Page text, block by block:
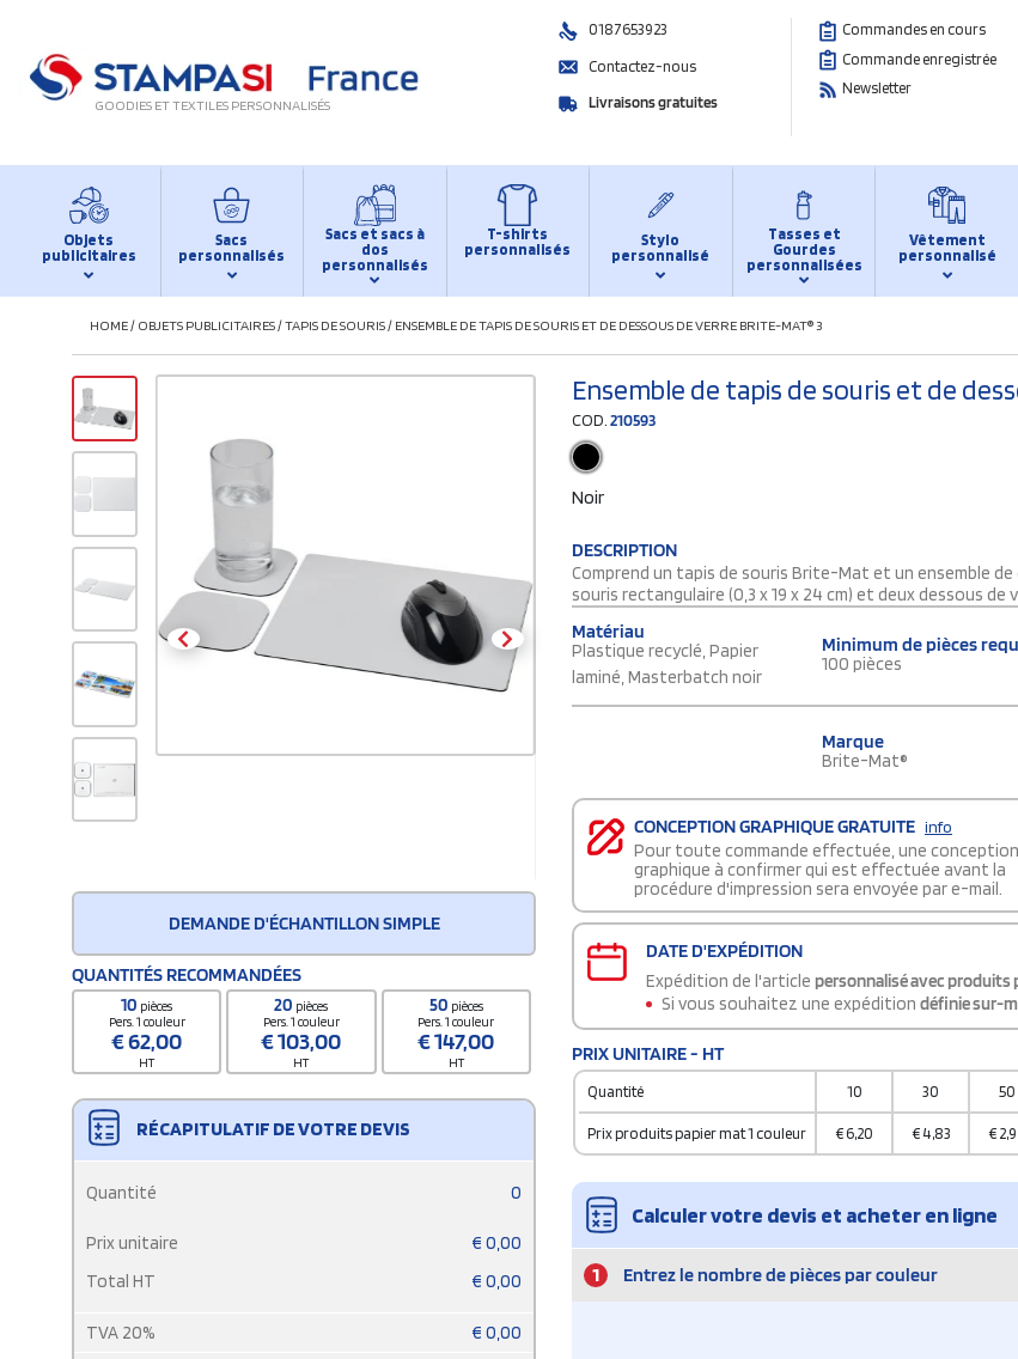
GOODIES ET TEXTILES PERSONNALISÉS
0187653923
Contactez-nous
Livraisons gratuites
Commandes en cours
Commande enregistrée
Newsletter
Objets
publicitaires
Sacs
personnalisés
Sacs et sacs à
dos
personnalisés
T-shirts
personnalisés
Stylo
personnalisé
Tasses et
Gourdes
personnalisées
Vêtement
personnalisé
HOME/ OBJETS PUBLICITAIRES/TAPIS DE SOURIS/ ENSEMBLE DE TAPIS DE SOURIS ET DE DESSOUS DE VERRE BRITE-MAT® 3
DEMANDE D'ÉCHANTILLON SIMPLE
QUANTITÉS RECOMMANDÉES
10 pièces
Pers. 1 couleur
€62,00
HT
20 pièces
Pers. 1 couleur
€103,00
HT
50 pièces
Pers. 1 couleur
€147,00
HT
RÉCAPITULATIF DE VOTRE DEVIS
Quantité 0
Prix unitaire € 0,00
Total HT
€ 0,00
TVA 20% € 0,00
Ensemble de tapis de souris et de
COD.210593
Noir
DESCRIPTION
Comprend un tapis de souris Brite-Mat et un ensemble de
souris rectangulaire (0,3 x 19 x 24 cm) et deux dessous de
Matériau
Plastique recyclé, Papier
laminé, Masterbatch noir
Minimum de pièces
100 pièces
Marque
Brite-Mat®
CONCEPTION GRAPHIQUE GRATUITE info
Pour toute commande effectuée, une conception
graphique à confirmer qui est effectuée avant la
procédure d'impression sera envoyée par e-mail.
DATE D'EXPÉDITION
Expédition de l'article personnalisé avec produits
Si vous souhaitez une expédition définie sur-
PRIX UNITAIRE - HT
Quantité 10 30 50
Prix produits papier mat 1 couleur €6,20 € 4,83 €
Calculer votre devis et acheter en ligne
1 Entrez le nombre de pièces par couleur